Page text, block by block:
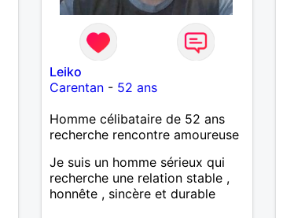
Leiko
Carentan- 52 ans
Homme célibataire de 52 ans
recherche rencontre amoureuse
Je suis un homme sérieux qui
recherche une relation stable ,
honnête , sincère et durable